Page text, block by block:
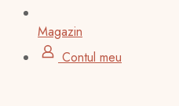
Magazin
Contul meu